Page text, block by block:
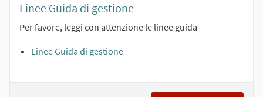
Linee Guida di gestione
Per favore, leggi con attenzione le linee guida
Linee Guida di gestione